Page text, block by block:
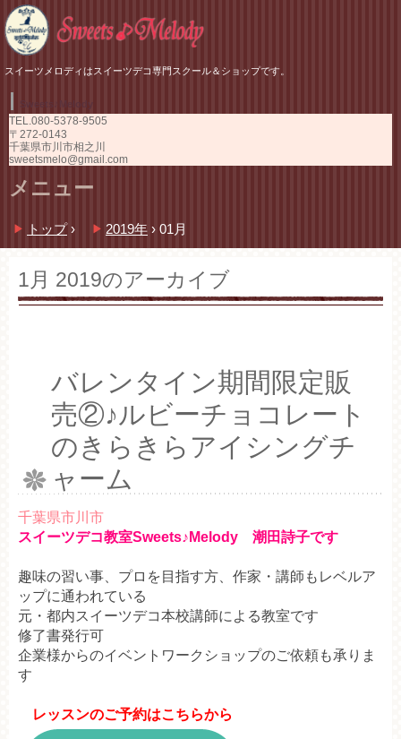
スイーツメロディはスイーツデコ専門スクール＆ショップです。
TEL.080-5378-9505
〒272-0143
千葉県市川市相之川
sweetsmelo@gmail.com
メニュー
ン
テ
ツ
へ
トップ › 2019年 › 01月
1月 2019のアーカイブ
バレンタイン期間限定販
売②♪ルビーチョコレート
のきらきらアイシングチ
ャーム
千葉県市川市
スイーツデコ教室Sweets♪Melody 潮田詩子です
趣味の習い事、プロを目指す方、作家・講師もレベルア
ップに通われている
元・都内スイーツデコ本校講師による教室です
修了書発行可
企業様からのイベントワークショップのご依頼も承りま
す
レッスンのご予約はこちらから